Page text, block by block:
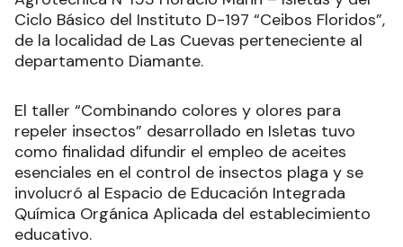
Ciclo Básico del Instituto D-197 “Ceibos Floridos”,
de la localidad de Las Cuevas perteneciente al
departamento Diamante.
El taller “Combinando colores y olores para
repeler insectos” desarrollado en Isletas tuvo
como finalidad difundir el empleo de aceites
esenciales en el control de insectos plaga y se
involucró al Espacio de Educación Integrada
Química Orgánica Aplicada del establecimiento
educativo.